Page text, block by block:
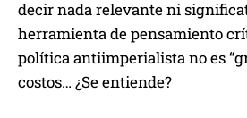
decir nada relevante ni
herramienta de pensamiento
política antiimperialista no es
costos… ¿Se entiende?